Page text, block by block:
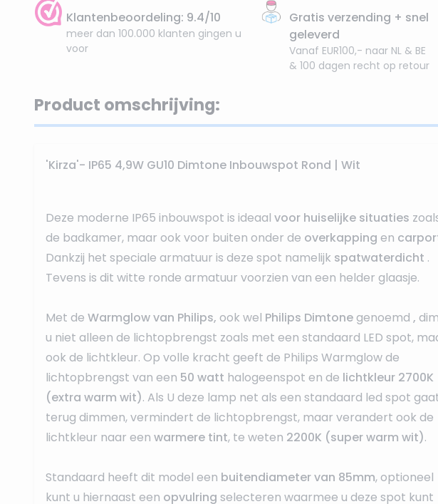
Klantenbeoordeling: 9.4/10
meer dan 100.000 klanten gingen u
voor
Gratis verzending + snel
geleverd
Vanaf EUR100,- naar NL & BE
& 100 dagen recht op retour
Product omschrijving:
'Kirza'- IP65 4,9W GU10 Dimtone Inbouwspot Rond | Wit
Deze moderne IP65 inbouwspot is ideaal voor huiselijke situaties
de badkamer, maar ook voor buiten onder de overkapping en
Dankzij het speciale armatuur is deze spot namelijk spatwaterdicht .
Tevens is dit witte ronde armatuur voorzien van een helder glaasje.
Met de Warmglow van Philips, ook wel Philips Dimtonegenoemd ,
u niet alleen de lichtopbrengst zoals met een standaard LED spot,
ook de lichtkleur. Op volle kracht geeft de Philips Warmglow de
lichtopbrengst van een 50 watt halogeenspot en de lichtkleur 2700K
(extra warm wit). Als U deze lamp net als een standaard led spot
terug dimmen, vermindert de lichtopbrengst, maar verandert ook de
lichtkleur naar een warmere tint, te weten 2200K (super warm wit).
Standaard heeft dit model een buitendiameter van 85mm, optioneel
kunt u hiernaast een opvulring selecteren waarmee u deze spot kunt